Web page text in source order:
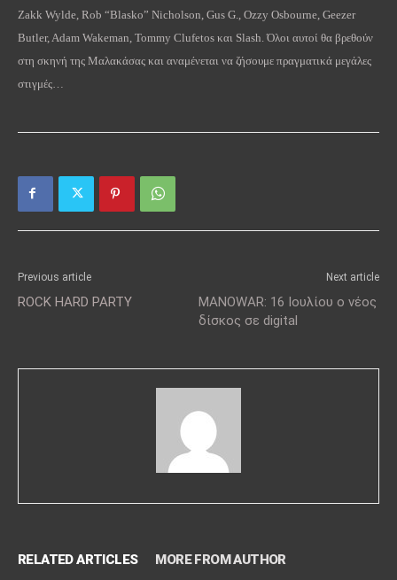
Zakk Wylde, Rob “Blasko” Nicholson, Gus G., Ozzy Osbourne, Geezer
Butler, Adam Wakeman, Tommy Clufetos και Slash. Όλοι αυτοί θα βρεθούν
στη σκηνή της Μαλακάσας και αναμένεται να ζήσουμε πραγματικά μεγάλες
στιγμές…
Previous article
ROCK HARD PARTY
Next article
MANOWAR: 16 Ιουλίου ο νέος
δίσκος σε digital
RELATED ARTICLES MORE FROM AUTHOR